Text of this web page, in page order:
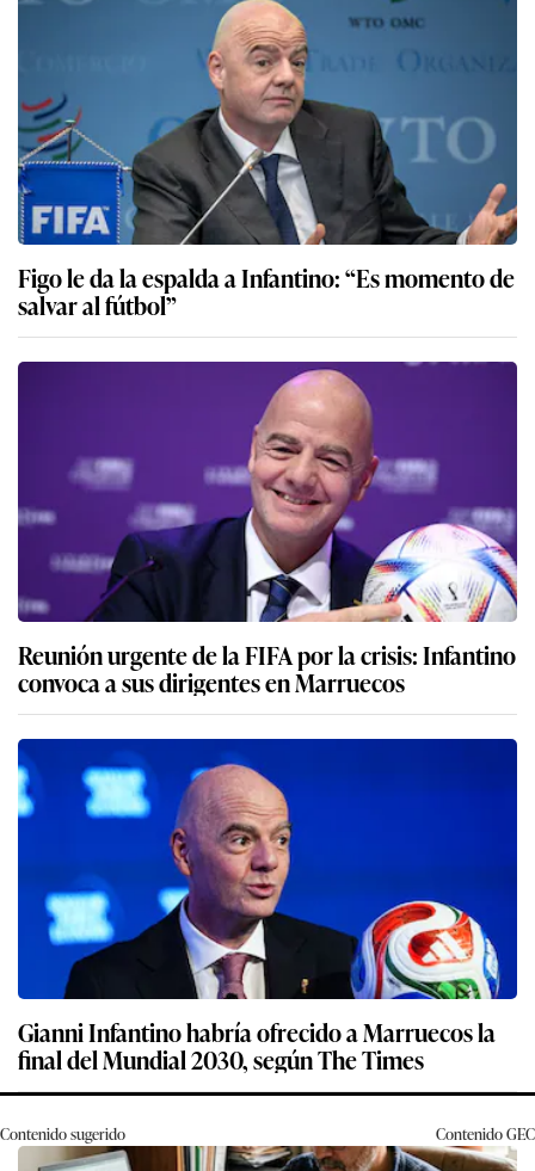
Figo le da la espalda a Infantino: “Es momento de
salvar al fútbol”
Reunión urgente de la FIFA por la crisis: Infantino
convoca a sus dirigentes en Marruecos
Gianni Infantino habría ofrecido a Marruecos la
final del Mundial 2030, según The Times
Contenido sugerido ContenidoGEC